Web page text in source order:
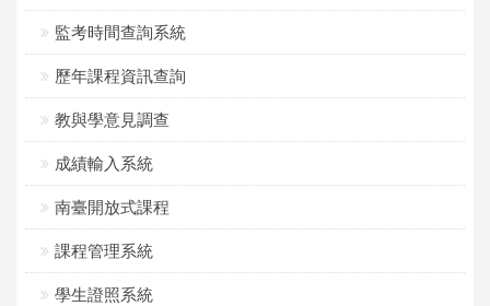
監考時間查詢系統
歷年課程資訊查詢
教與學意見調查
成績輸入系統
南臺開放式課程
課程管理系統
學生證照系統